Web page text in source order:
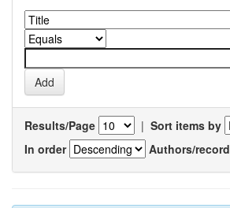
Results/Page | Sort items by
In order
Authors/record